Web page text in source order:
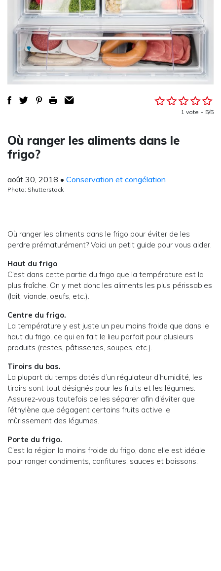
1 vote 5/5
Où ranger les aliments dans le
frigo?
août 30, 2018 • Conservation et congélation
Photo: Shutterstock
Où ranger les aliments dans le frigo pour éviter de les
perdre prématurément? Voici un petit guide pour vous aider.
Haut du frigo.
C’est dans cette partie du frigo que la température est la
plus fraîche. On y met donc les aliments les plus périssables
(lait, viande, oeufs, etc.).
Centre du frigo.
La température y est juste un peu moins froide que dans le
haut du frigo, ce qui en fait le lieu parfait pour plusieurs
produits (restes, pâtisseries, soupes, etc.).
Tiroirs du bas.
La plupart du temps dotés d’un régulateur d’humidité, les
tiroirs sont tout désignés pour les fruits et les légumes.
Assurez-vous toutefois de les séparer afin d’éviter que
l’éthylène que dégagent certains fruits active le
mûrissement des légumes.
Porte du frigo.
C’est la région la moins froide du frigo, donc elle est idéale
pour ranger condiments, confitures, sauces et boissons.